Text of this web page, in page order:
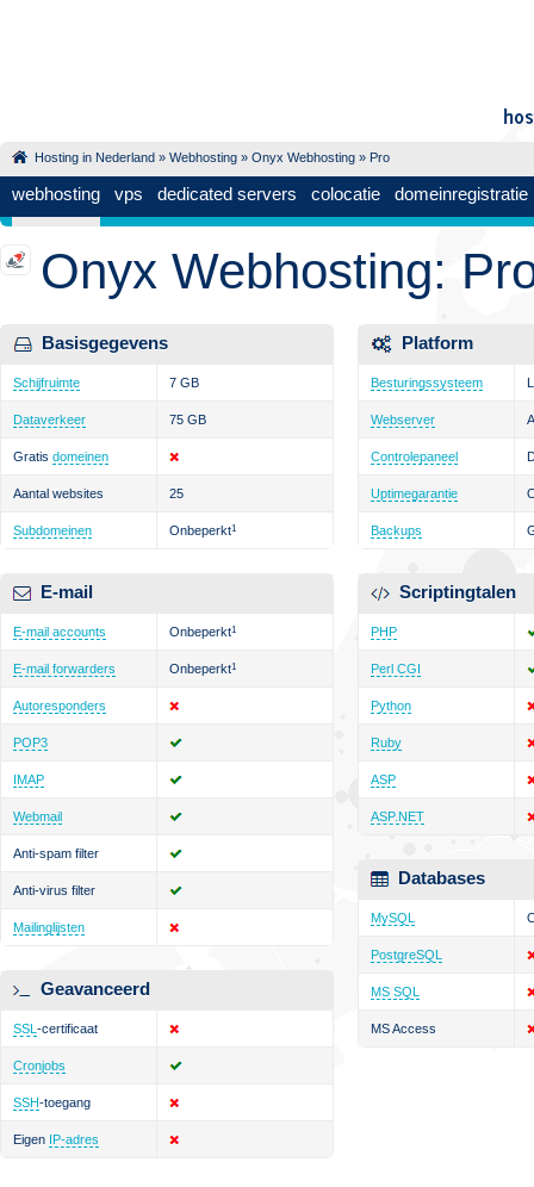
Hosting in Nederland » Webhosting » Onyx Webhosting » Pro
webhosting vps dedicated servers colocatie domeinregistratie
Onyx Webhosting:
Basisgegevens
Schijfruimte 7 GB
Dataverkeer 75 GB
Gratis domeinen
Aantal websites 25
Subdomeinen Onbeperkt1
E-mail
E-mail accounts Onbeperkt1
E-mail forwarders Onbeperkt1
Autoresponders
POP3
IMAP
Webmail
Anti-spam filter
Anti-virus filter
Mailinglijsten
Geavanceerd
SSL -certificaat
Cronjobs
SSH-toegang
Eigen IP-adres
Platform
Besturingssysteem
Webserver
Controlepaneel
Uptimegarantie
Backups
Scriptingtalen
PHP
Perl CGI
Python
Ruby
ASP
ASP.NET
Databases
MySQL
PostgreSQL
MS SQL
MS Access